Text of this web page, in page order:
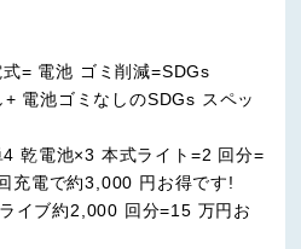
= 電池 ゴミ削減=SDGs
電池ゴミなしのSDGs スペッ
乾電池×3 本式ライト=2 回分=
充電で約3,000 円お得です!
イブ約2,000 回分=15 万円お